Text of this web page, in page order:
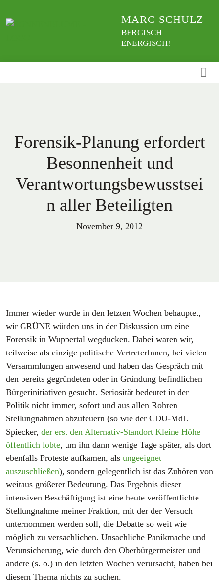
zum
MARC SCHULZ
BERGISCH
ENERGISCH!
Forensik-Planung erfordert
Besonnenheit und
Verantwortungsbewusstsei
n aller Beteiligten
November 9, 2012
Immer wieder wurde in den letzten Wochen behauptet,
wir GRÜNE würden uns in der Diskussion um eine
Forensik in Wuppertal wegducken. Dabei waren wir,
teilweise als einzige politische VertreterInnen, bei vielen
Versammlungen anwesend und haben das Gespräch mit
den bereits gegründeten oder in Gründung befindlichen
Bürgerinitiativen gesucht. Seriosität bedeutet in der
Politik nicht immer, sofort und aus allen Rohren
Stellungnahmen abzufeuern (so wie der CDU-MdL
Spiecker, der erst den Alternativ-Standort Kleine Höhe
öffentlich lobte, um ihn dann wenige Tage später, als dort
ebenfalls Proteste aufkamen, als ungeeignet
auszuschließen), sondern gelegentlich ist das Zuhören von
weitaus größerer Bedeutung. Das Ergebnis dieser
intensiven Beschäftigung ist eine heute veröffentlichte
Stellungnahme meiner Fraktion, mit der der Versuch
unternommen werden soll, die Debatte so weit wie
möglich zu versachlichen. Unsachliche Panikmache und
Verunsicherung, wie durch den Oberbürgermeister und
andere (s. o.) in den letzten Wochen verursacht, haben bei
diesem Thema nichts zu suchen.